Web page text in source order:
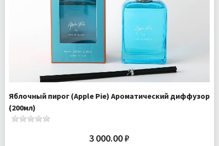
Яблочный пирог (Apple Pie) Ароматический диффузор
(200мл)
3 000.00 ₽